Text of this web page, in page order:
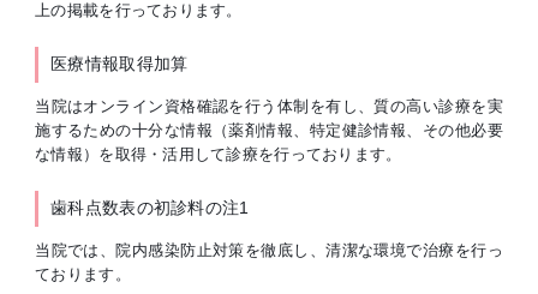
上の掲載を行っております。
医療情報取得加算
当院はオンライン資格確認を行う体制を有し、質の高い診療を実
施するための十分な情報（薬剤情報、特定健診情報、その他必要
な情報）を取得・活用して診療を行っております。
歯科点数表の初診料の注1
当院では、院内感染防止対策を徹底し、清潔な環境で治療を行っ
ております。